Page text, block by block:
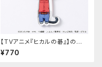
【TVアニメ『ヒカルの碁』】のび
猫アクリルキーホルダー（伊角
慎一郎）
¥770